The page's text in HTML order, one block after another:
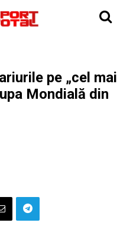
pe „cel mai
Mondială din